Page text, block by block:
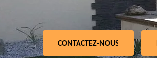
CONTACTEZ-NOUS